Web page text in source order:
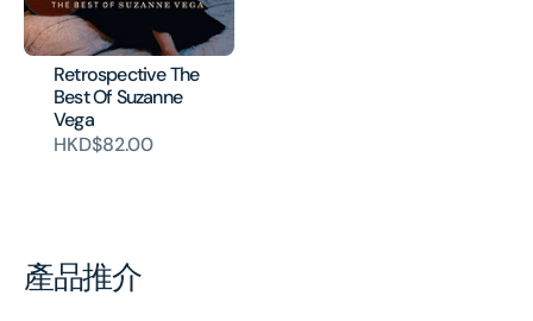
Retrospective The
Best Of Suzanne
Vega
HKD$82.00
產品推介